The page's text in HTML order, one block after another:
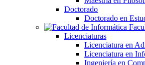
Doctorado
Doctorado en
Licenciaturas
Licenciatura en
Licenciatura en
Ingeniería en